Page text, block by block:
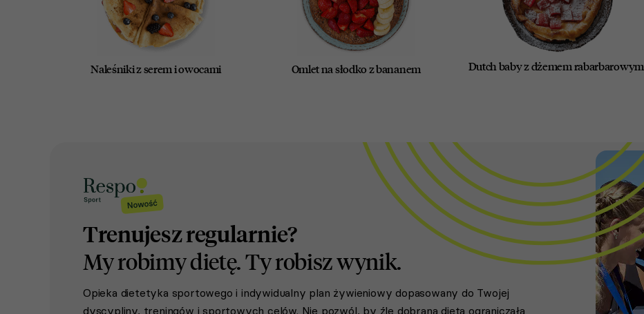
Naleśniki z serem i owocami Omlet na słodko z bananem Dutch baby z dżemem rabarbarowym
Trenujesz regularnie?
My robimy dietę.Ty robisz wynik.
Opieka dietetyka sportowego i indywidualny plan żywieniowy dopasowany do Twojej
dyscypliny, treningów i sportowych celów. Nie pozwól, by źle dobrana dieta ograniczała